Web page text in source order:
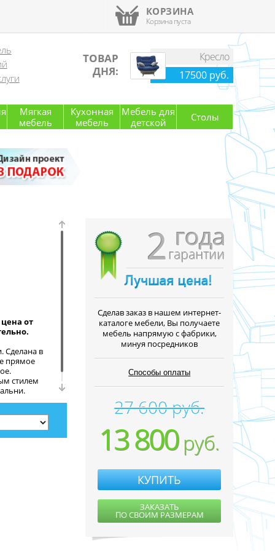
КОРЗИНА
Корзина пуста
ТОВАР
ДНЯ:
Кресло
17500 руб.
Мягкая
мебель
Кухонная
мебель
Мебель для
детской
Столы
от
Сделана в
прямое
стилем
2 года
гарантии
Cделав заказ в нашем интернет-
каталоге мебели, Вы получаете
мебель напрямую с фабрики,
минуя посредников
Способы оплаты
27 600 руб.
13 800руб.
КУПИТЬ
ЗАКАЗАТЬ
ПО СВОИМ РАЗМЕРАМ